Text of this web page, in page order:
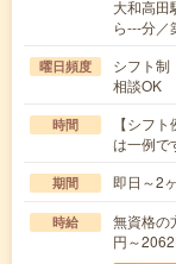
大和高田
ら---分
曜日頻度
シフト制
相談OK
時間
【シフ
は一例
期間 即日～2
時給
無資格の
円～